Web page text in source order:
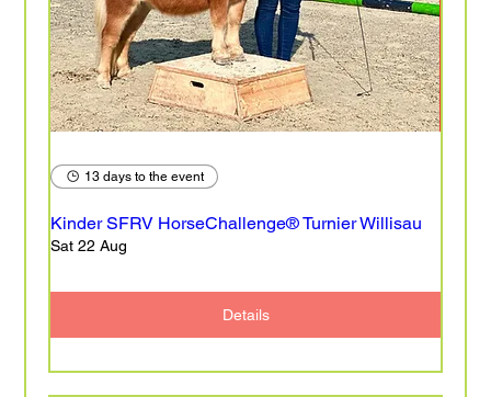
13 days to the event
Kinder SFRV HorseChallenge® Turnier Willisau
Sat 22 Aug
Details